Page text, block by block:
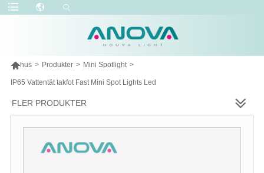
hus > Produkter > Mini Spotlight >
IP65 Vattentät takfot Fast Mini Spot Lights Led
FLER PRODUKTER